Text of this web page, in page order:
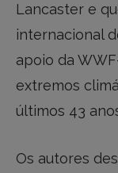
Lancaster e
internacional
apoio da
extremos
últimos 43
Os autores